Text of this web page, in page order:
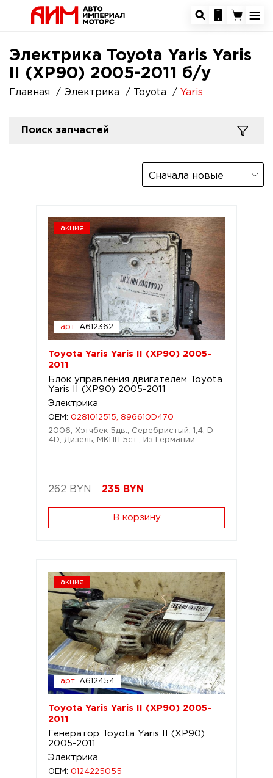
Электрика Toyota Yaris Yaris
II (XP90) 2005-2011 б/у
Главная Электрика Toyota Yaris
Поиск запчастей
Сначала новые
акция
арт. A612362
Toyota Yaris Yaris II (XP90) 2005-
2011
Блок управления двигателем Toyota
Yaris II (XP90) 2005-2011
Электрика
OEM: 0281012515, 896610D470
2006; Хэтчбек 5дв.; Серебристый; 1,4; D-
4D; Дизель; МКПП 5ст.; Из Германии.
262 BYN 235 BYN
В корзину
акция
арт. A612454
Toyota Yaris Yaris II (XP90) 2005-
2011
Генератор Toyota Yaris II (XP90)
2005-2011
Электрика
OEM: 0124225055